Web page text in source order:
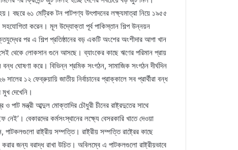
বছরে ৬১ মেট্রিক টন পাটপণ্য উৎপাদনের লক্ষ্যমাত্রা নিয়ে ১৯৫৫
সহযোগিতা করেন। মূল উদ্যোক্তা পূর্ব পাকিস্তান শিল্প উন্নয়ন
পর এ শিল্প প্রতিষ্ঠানের বড় একটি অংশের অংশীদার আগা খান
থেকে লোকসান গুনে আসছে। ব্যাংকের কাছে ঋণের পরিমান প্রায়
ঘোষণা করে। বিভিন্ন শ্রমিক সংগঠন, সামাজিক সংগঠন দীর্ঘদিন
১২ ফেব্রুয়ায়ি জাতীয় নির্বাচানের প্রাক্কালে সব প্রার্থীরা বন্ধ
দেখেনি।
ও পাট মন্ত্রী আব্দুল মোক্তাদির চৌধুরী চীনের রাষ্ট্রদুতের সাথে
বেকারদের কর্মসংস্থানের লক্ষ্যে বেসরকারি খাতে দেওয়া
রাষ্ট্রীয় সম্পত্তি। রাষ্ট্রীয় সম্পত্তি রাষ্ট্রের কাছে
করার জন্য বরাদ্ধ রাখা উচিত। অবিলম্বে এ পাটকলগুলো রাষ্ট্রীয়ভাবে